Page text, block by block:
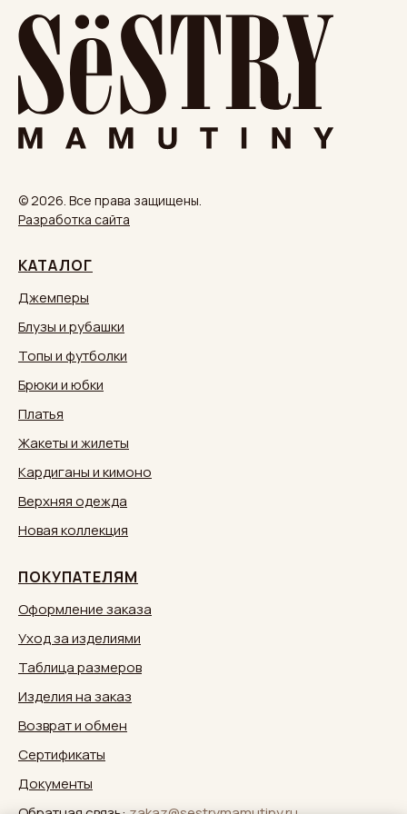
© 2026. Все права защищены.
Разработка сайта
КАТАЛОГ
Джемперы
Блузы и рубашки
Топы и футболки
Брюки и юбки
Платья
Жакеты и жилеты
Кардиганы и кимоно
Верхняя одежда
Новая коллекция
ПОКУПАТЕЛЯМ
Оформление заказа
Уход за изделиями
Таблица размеров
Изделия на заказ
Возврат и обмен
Сертификаты
Документы